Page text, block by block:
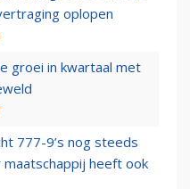
oplopen
groei in kwartaal met
777-9’s nog steeds
heeft ook